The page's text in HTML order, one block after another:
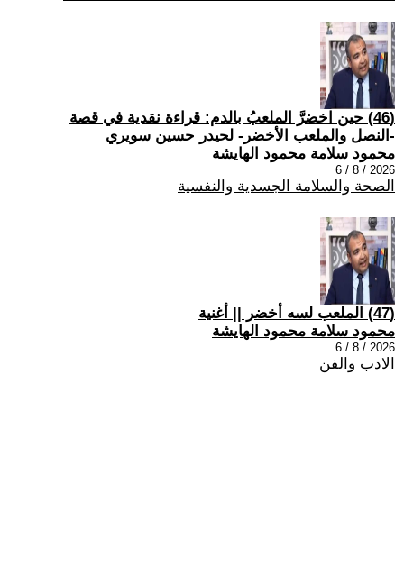
(46) حين اخضرَّ الملعبُ بالدم: قراءة نقدية في قصة
-النصل والملعب الأخضر- لحيدر حسين سويري
محمود سلامة محمود الهايشة
2026 / 8 / 6
الصحة والسلامة الجسدية والنفسية
(47) الملعب لسه أخضر || أغنية
محمود سلامة محمود الهايشة
2026 / 8 / 6
الادب والفن